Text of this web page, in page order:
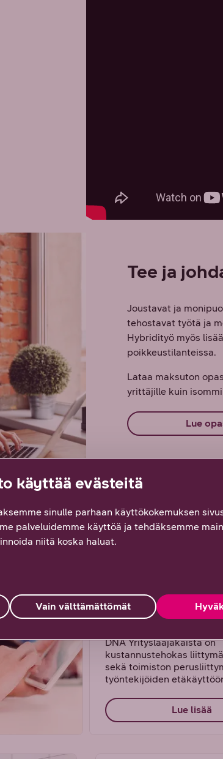
Tee ja
Joustavat ja
tehostavat työtä ja
Hybridityö myös
poikkeustilanteissa.
Lataa maksuton
yrittäjille kuin
Lue
kotitoimistolle ja
Yrityslaajakaista
toimistoon tai
DNA Yrityslaajakaista on
kustannustehokas
sekä toimiston
työntekijöiden
Lue lisää
käyttää evästeitä
sinulle parhaan käyttökokemuksen
palveluidemme käyttöä ja tehdäksemme
niitä koska haluat.
Vain välttämättömät